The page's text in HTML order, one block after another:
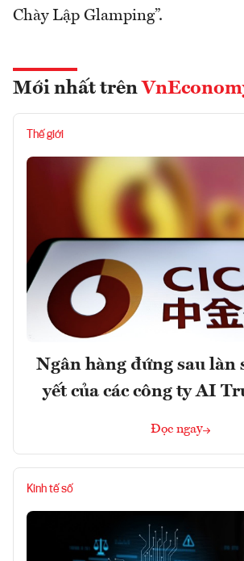
Chày Lập Glamping”.
Mới nhất trên
Thế giới
Ngân hàng đứng sau làn
yết của các công ty AI
Đọc ngay
Kinh tế số